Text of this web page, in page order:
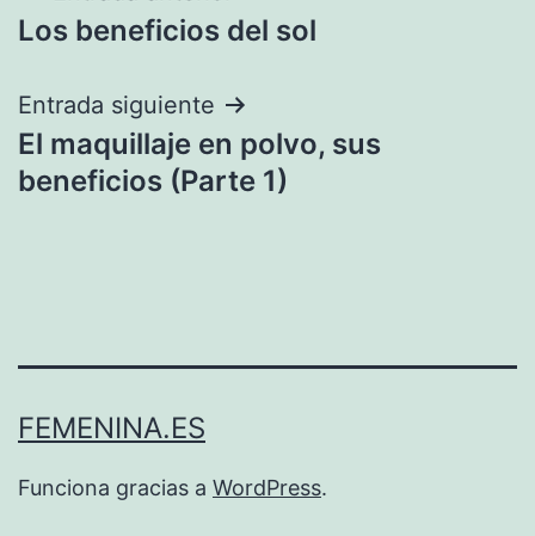
de
entradas
Los beneficios del sol
Entrada siguiente
El maquillaje en polvo, sus
beneficios (Parte 1)
FEMENINA.ES
Funciona gracias a WordPress.